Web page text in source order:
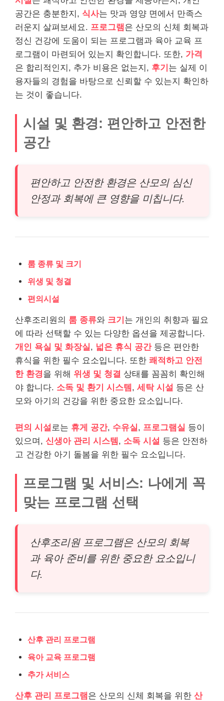
공간은 충분한지, 식사는 맛과 영양 면에서 만족스
러운지 살펴보세요. 프로그램 은 산모의 신체 회복과
정신 건강에 도움이 되는 프로그램과 육아 교육 프
로그램이 마련되어 있는지 확인합니다. 또한, 가격
은 합리적인지, 추가 비용은 없는지, 후기 는 실제 이
용자들의 경험을 바탕으로 신뢰할 수 있는지 확인하
는 것이 좋습니다.
시설 및 환경: 편안하고 안전한
공간
편안하고 안전한 환경은 산모의 심신
안정과 회복에 큰 영향을 미칩니다.
룸 종류 및 크기
위생 및 청결
편의시설
산후조리원의 룸 종류와 크기 는 개인의 취향과 필요
에 따라 선택할 수 있는 다양한 옵션을 제공합니다.
개인 욕실 및 화장실, 넓은 휴식 공간등은 편안한
휴식을 위한 필수 요소입니다. 또한 쾌적하고 안전
한 환경을 위해 위생 및 청결 상태를 꼼꼼히 확인해
야 합니다. 소독 및 환기 시스템 , 세탁 시설 등은 산
모와 아기의 건강을 위한 중요한 요소입니다.
편의 시설 로는 휴게 공간, 수유실 , 프로그램실 등이
있으며, 신생아 관리 시스템 , 소독 시설 등은 안전하
고 건강한 아기 돌봄을 위한 필수 요소입니다.
프로그램 및 서비스: 나에게 꼭
맞는 프로그램 선택
산후조리원 프로그램은 산모의 회복
과 육아 준비를 위한 중요한 요소입니
다.
산후 관리 프로그램
육아 교육 프로그램
추가 서비스
산후 관리 프로그램 은 산모의 신체 회복을 위한 산